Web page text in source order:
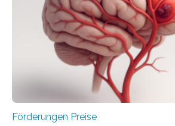
Innovationsprogramm Mittelstand
Innovationskompetenz INNO-KOM.
Innovationstag Mittelstand 2025 am
Berlin überbrachte das
Wirtschaft und Energie eine gute
Überplanmäßige
Förderungen Preise